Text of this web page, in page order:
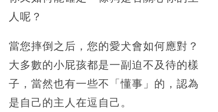
人呢？
當您摔倒之后，您的愛犬會如何應對？
大多數的小屁孩都是一副迫不及待的樣
子，當然也有一些不「懂事」的，認為
是自己的主人在逗自己。